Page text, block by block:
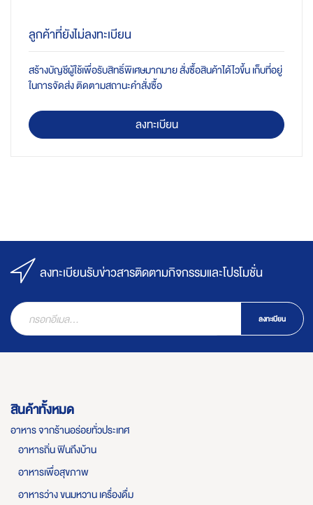
ลูกค้าที่ยังไม่ลงทะเบียน
สร้างบัญชีผู้ใช้เพื่อรับสิทธิ์พิเศษมากมาย สั่งซื้อสินค้าได้ไวขึ้น เก็บที่อยู่
ในการจัดส่ง ติดตามสถานะคำสั่งซื้อ
ลงทะเบียน
ลงทะเบียนรับข่าวสารติดตามกิจกรรมและโปรโมชั่น
ลงทะเบียน
สินค้าทั้งหมด
อาหาร จากร้านอร่อยทั่วประเทศ
อาหารถิ่น ฟินถึงบ้าน
อาหารเพื่อสุขภาพ
อาหารว่าง ขนมหวาน เครื่องดื่ม